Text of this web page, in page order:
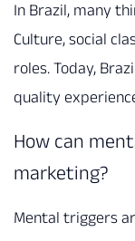
In Brazil, many
Culture, social
roles. Today,
quality
How can
marketing?
Mental triggers